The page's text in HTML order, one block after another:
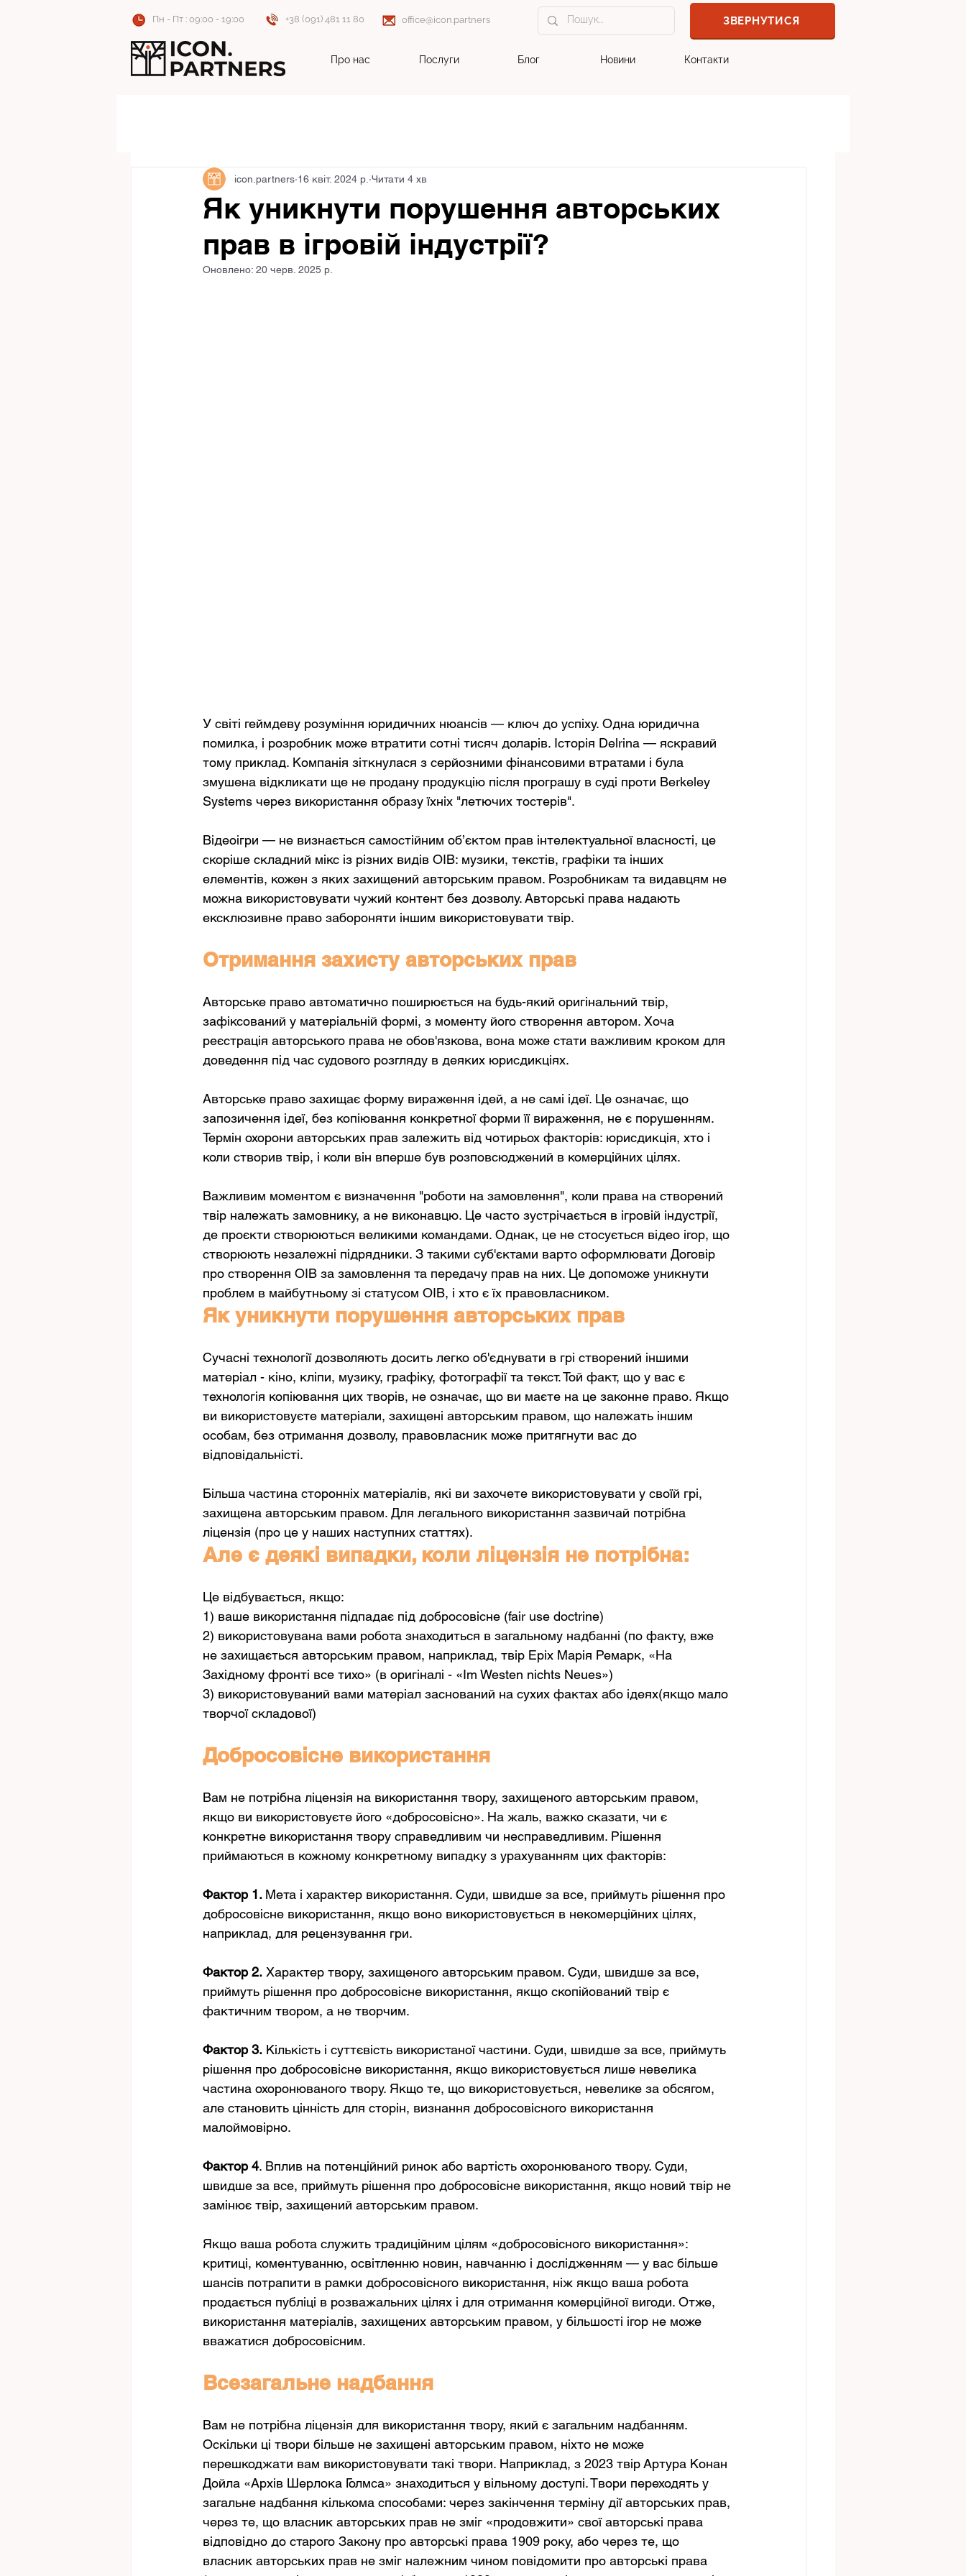
Пн - Пт : 09:00 - 19:00 +38 (091) 481 11 80 office@icon.partners ЗВЕРНУТИСЯ
Про нас Послуги Блог Новини Контакти
Як уникнути порушення авторських
прав в ігровій індустрії?
icon.partners 16 квіт. 2024 р. Читати 4 хв
Оновлено: 20 черв. 2025 р.
У світі геймдеву розуміння юридичних нюансів — ключ до успіху. Одна юридична
помилка, і розробник може втратити сотні тисяч доларів. Історія Delrina — яскравий
тому приклад. Компанія зіткнулася з серйозними фінансовими втратами і була
змушена відкликати ще не продану продукцію після програшу в суді проти Berkeley
Systems через використання образу їхніх "летючих тостерів".
Відеоігри — не визнається самостійним об’єктом прав інтелектуальної власності, це
скоріше складний мікс із різних видів ОІВ: музики, текстів, графіки та інших
елементів, кожен з яких захищений авторським правом. Розробникам та видавцям не
можна використовувати чужий контент без дозволу. Авторські права надають
ексклюзивне право забороняти іншим використовувати твір.
Отримання захисту авторських прав
Авторське право автоматично поширюється на будь-який оригінальний твір,
зафіксований у матеріальній формі, з моменту його створення автором. Хоча
реєстрація авторського права не обов'язкова, вона може стати важливим кроком для
доведення під час судового розгляду в деяких юрисдикціях.
Авторське право захищає форму вираження ідей, а не самі ідеї. Це означає, що
запозичення ідеї, без копіювання конкретної форми її вираження, не є порушенням.
Термін охорони авторських прав залежить від чотирьох факторів: юрисдикція, хто і
коли створив твір, і коли він вперше був розповсюджений в комерційних цілях.
Важливим моментом є визначення "роботи на замовлення", коли права на створений
твір належать замовнику, а не виконавцю. Це часто зустрічається в ігровій індустрії,
де проєкти створюються великими командами. Однак, це не стосується відео ігор, що
створюють незалежні підрядники. З такими суб'єктами варто оформлювати Договір
про створення ОІВ за замовлення та передачу прав на них. Це допоможе уникнути
проблем в майбутньому зі статусом ОІВ, і хто є їх правовласником.
Як уникнути порушення авторських прав
Сучасні технології дозволяють досить легко об'єднувати в грі створений іншими
матеріал - кіно, кліпи, музику, графіку, фотографії та текст. Той факт, що у вас є
технологія копіювання цих творів, не означає, що ви маєте на це законне право. Якщо
ви використовуєте матеріали, захищені авторським правом, що належать іншим
особам, без отримання дозволу, правовласник може притягнути вас до
відповідальністі.
Більша частина сторонніх матеріалів, які ви захочете використовувати у своїй грі,
захищена авторським правом. Для легального використання зазвичай потрібна
ліцензія (про це у наших наступних статтях).
Але є деякі випадки, коли ліцензія не потрібна:
Це відбувається, якщо:
1) ваше використання підпадає під добросовісне (fair use doctrine)
2) використовувана вами робота знаходиться в загальному надбанні (по факту, вже
не захищається авторським правом, наприклад, твір Еріх Марія Ремарк, «На
Західному фронті все тихо» (в оригіналі - «Im Westen nichts Neues»)
3) використовуваний вами матеріал заснований на сухих фактах або ідеях(якщо мало
творчої складової)
Добросовісне використання
Вам не потрібна ліцензія на використання твору, захищеного авторським правом,
якщо ви використовуєте його «добросовісно». На жаль, важко сказати, чи є
конкретне використання твору справедливим чи несправедливим. Рішення
приймаються в кожному конкретному випадку з урахуванням цих факторів:
Фактор 1. Мета і характер використання. Суди, швидше за все, приймуть рішення про
добросовісне використання, якщо воно використовується в некомерційних цілях,
наприклад, для рецензування гри.
Фактор 2. Характер твору, захищеного авторським правом. Суди, швидше за все,
приймуть рішення про добросовісне використання, якщо скопійований твір є
фактичним твором, а не творчим.
Фактор 3. Кількість і суттєвість використаної частини. Суди, швидше за все, приймуть
рішення про добросовісне використання, якщо використовується лише невелика
частина охоронюваного твору. Якщо те, що використовується, невелике за обсягом,
але становить цінність для сторін, визнання добросовісного використання
малоймовірно.
Фактор 4. Вплив на потенційний ринок або вартість охоронюваного твору. Суди,
швидше за все, приймуть рішення про добросовісне використання, якщо новий твір не
замінює твір, захищений авторським правом.
Якщо ваша робота служить традиційним цілям «добросовісного використання»:
критиці, коментуванню, освітленню новин, навчанню і дослідженням — у вас більше
шансів потрапити в рамки добросовісного використання, ніж якщо ваша робота
продається публіці в розважальних цілях і для отримання комерційної вигоди. Отже,
використання матеріалів, захищених авторським правом, у більшості ігор не може
вважатися добросовісним.
Всезагальне надбання
Вам не потрібна ліцензія для використання твору, який є загальним надбанням.
Оскільки ці твори більше не захищені авторським правом, ніхто не може
перешкоджати вам використовувати такі твори. Наприклад, з 2023 твір Артура Конан
Дойла «Архів Шерлока Голмса» знаходиться у вільному доступі. Твори переходять у
загальне надбання кількома способами: через закінчення терміну дії авторських прав,
через те, що власник авторських прав не зміг «продовжити» свої авторські права
відповідно до старого Закону про авторські права 1909 року, або через те, що
власник авторських прав не зміг належним чином повідомити про авторські права